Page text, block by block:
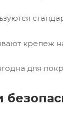
крепеж
для